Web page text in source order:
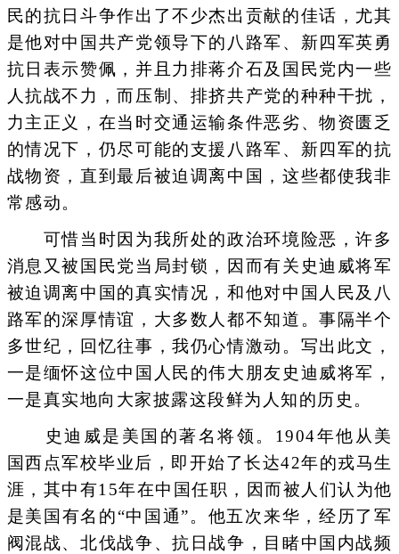
民的抗日斗争作出了不少杰出贡献的佳话，尤其
是他对中国共产党领导下的八路军、新四军英勇
抗日表示赞佩，并且力排蒋介石及国民党内一些
人抗战不力，而压制、排挤共产党的种种干扰，
力主正义，在当时交通运输条件恶劣、物资匮乏
的情况下，仍尽可能的支援八路军、新四军的抗
战物资，直到最后被迫调离中国，这些都使我非
常感动。
可惜当时因为我所处的政治环境险恶，许多
消息又被国民党当局封锁，因而有关史迪威将军
被迫调离中国的真实情况，和他对中国人民及八
路军的深厚情谊，大多数人都不知道。事隔半个
多世纪，回忆往事，我仍心情激动。写出此文，
一是缅怀这位中国人民的伟大朋友史迪威将军，
一是真实地向大家披露这段鲜为人知的历史。
史迪威是美国的著名将领。1904年他从美
国西点军校毕业后，即开始了长达42年的戎马生
涯，其中有15年在中国任职，因而被人们认为他
是美国有名的“中国通”。他五次来华，经历了军
阀混战、北伐战争、抗日战争，目睹中国内战频